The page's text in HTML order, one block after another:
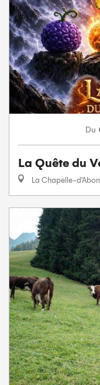
Du
La Quête du
La Chapelle-